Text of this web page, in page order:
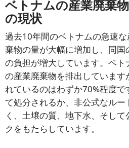
ベトナムの産業廃棄
の現状
過去10年間のベトナムの急速
棄物の量が大幅に増加し、同
の負担が増大しています。ベ
の産業廃棄物を排出しています
れているのはわずか70%程度
て処分されるか、非公式なル
く、土壌の質、地下水、そし
クをもたらしています。